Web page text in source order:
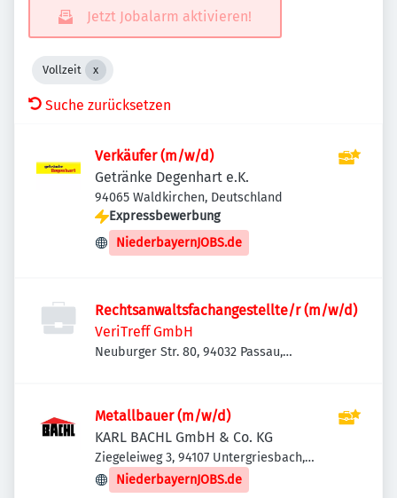
Jetzt Jobalarm aktivieren!
Vollzeit
Suche zurücksetzen
Verkäufer (m/w/d)
Getränke Degenhart e.K.
94065 Waldkirchen, Deutschland
Expressbewerbung
NiederbayernJOBS.de
Rechtsanwaltsfachangestellte/r (m/w/d)
VeriTreff GmbH
Neuburger Str. 80, 94032 Passau,
Metallbauer (m/w/d)
KARL BACHL GmbH & Co. KG
Ziegeleiweg 3, 94107 Untergriesbach,
Deutschland
NiederbayernJOBS.de